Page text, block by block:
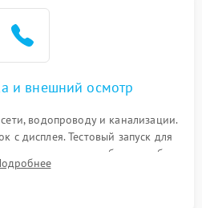
и внешний осмотр
водопроводу и канализации.
с дисплея. Тестовый запуск для
протечек или сбоев в работе
модуля управления.